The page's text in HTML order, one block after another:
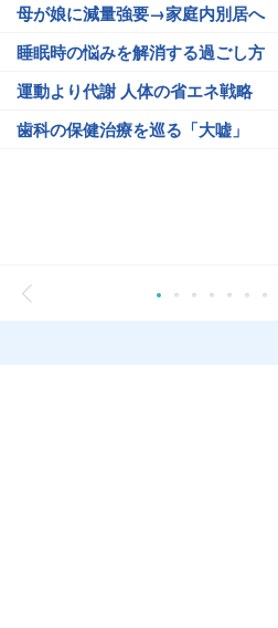
母が娘に減量強要→家庭内別居へ
睡眠時の悩みを解消する過ごし方
運動より代謝 人体の省エネ戦略
歯科の保健治療を巡る「大嘘」